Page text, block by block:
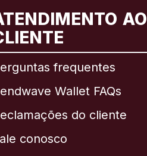
AO
frequentes
Wallet FAQs
do cliente
conosco